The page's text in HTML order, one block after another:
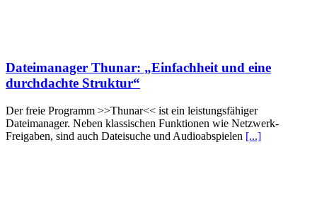
Dateimanager Thunar: „Einfachheit und eine
durchdachte Struktur“
Der freie Programm >>Thunar<< ist ein leistungsfähiger
Dateimanager. Neben klassischen Funktionen wie Netzwerk-
Freigaben, sind auch Dateisuche und Audioabspielen [...]